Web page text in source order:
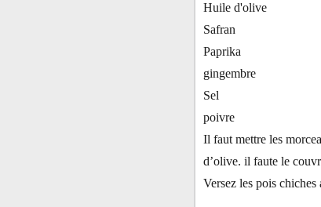
Huile d'olive
Safran
Paprika
gingembre
Sel
poivre
Il faut mettre les
d’olive. il faute le
Versez les pois chiches